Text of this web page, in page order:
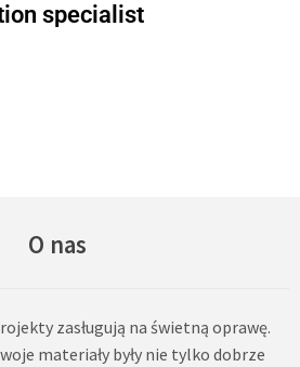
specialist
O nas
zasługują na świetną oprawę.
materiały były nie tylko dobrze